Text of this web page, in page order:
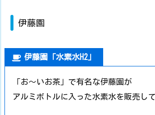
伊藤園
伊藤園「水素水H2」
「お～いお茶」で有名な伊藤園が
アルミボトルに入った水素水を販売して